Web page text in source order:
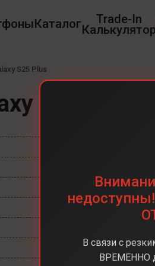
Каталог Trade-In
S25 Plus
S25 Plus
50Мп+10Мп+12Мп
Snapdragon 8
Android
В связи с
ВРЕМЕННО